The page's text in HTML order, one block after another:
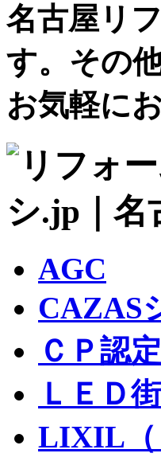
名古屋リ
す。その
お気軽に
AGC
CAZAS
ＣＰ認
ＬＥＤ
LIXIL（